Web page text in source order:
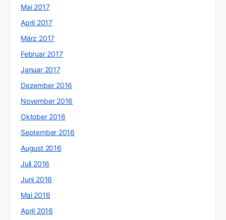
Mai 2017
April 2017
März 2017
Februar 2017
Januar 2017
Dezember 2016
November 2016
Oktober 2016
September 2016
August 2016
Juli 2016
Juni 2016
Mai 2016
April 2016